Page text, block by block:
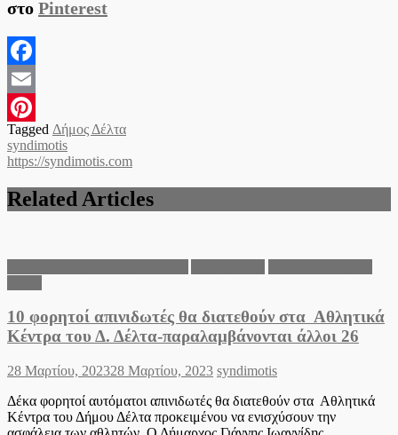
στο Pinterest
Facebook
Email
Pinterest
Tagged Δήμος Δέλτα
syndimotis
https://syndimotis.com
Related Articles
10 φορητοί απινιδωτές θα διατεθούν στα Αθλητικά
Κέντρα του Δ. Δέλτα-παραλαμβάνονται άλλοι 26
Posted
28 Μαρτίου, 202328 Μαρτίου, 2023 Author
syndimotis
Δέκα φορητοί αυτόματοι απινιδωτές θα διατεθούν στα Αθλητικά
Κέντρα του Δήμου Δέλτα προκειμένου να ενισχύσουν την